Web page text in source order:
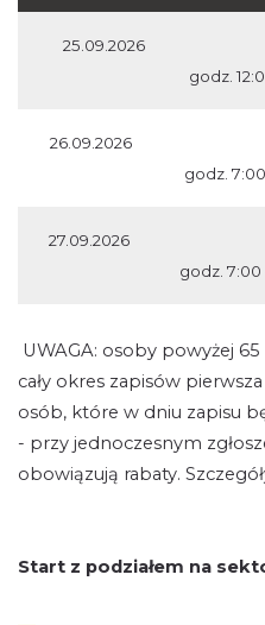
godz.
godz. 7:00
godz. 7:00
UWAGA: osoby powyżej
cały okres zapisów
osób, które w dniu zapisu
- przy jednoczesnym
obowiązują rabaty.
Start z podziałem na